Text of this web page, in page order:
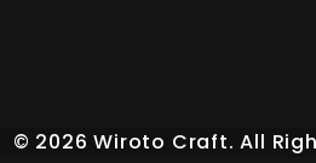
© 2026 Wiroto Craft. All